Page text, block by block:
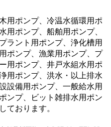
用ポンプ、冷温水循環用ポ
用ポンプ、船舶用ポンプ、
ラント用ポンプ、浄化槽用
ポンプ、漁業用ポンプ、プ
用ポンプ、井戸水組水用ポ
用ポンプ、洪水・以上排水
設備用ポンプ、一般給水用
ンプ、ビット雑排水用ポン
ております。